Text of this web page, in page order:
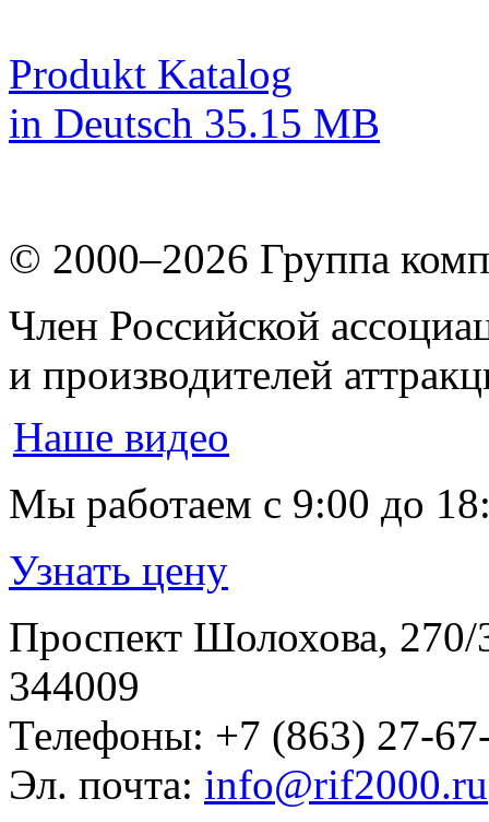
Produkt Katalog
in Deutsch 35.15 MB
© 2000–2026 Группа
Член Российской
и производителей
Наше видео
Мы работаем с 9:00 до
Узнать цену
Проспект Шолохова, 270/
344009
Телефоны: +7 (863) 27-
Эл. почта: info@rif2000.ru